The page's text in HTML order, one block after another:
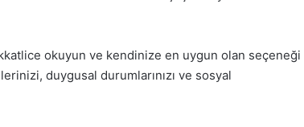
okuyun ve kendinize en uygun olan seçeneği
duygusal durumlarınızı ve sosyal